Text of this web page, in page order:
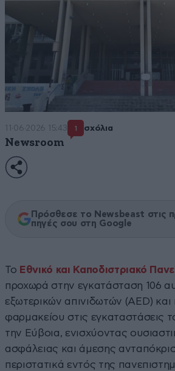
11·06·2026 15:43 1 σχόλια
Newsroom
Πρόσθεσε το Newsbeast στις
πηγές σου στη Google
Το Εθνικό και Καποδιστριακό
προχωρά στην εγκατάσταση 106
εξωτερικών απινιδωτών (AED)
φαρμακείου στις εγκαταστάσεις
την Εύβοια, ενισχύοντας
ασφάλειας και άμεσης
περιστατικά εντός της